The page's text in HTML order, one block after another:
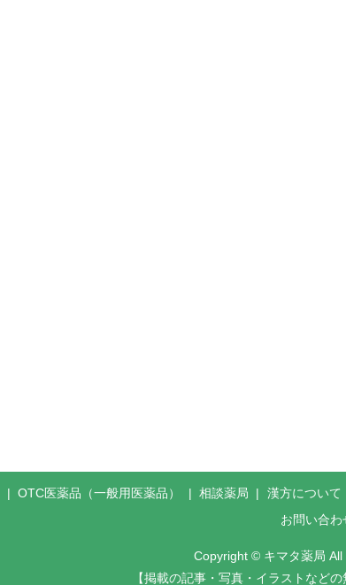
OTC医薬品（一般用医薬品） 相談薬局 漢方について
お問い合わ
Copyright © キマタ薬局 All
【掲載の記事・写真・イラストなど